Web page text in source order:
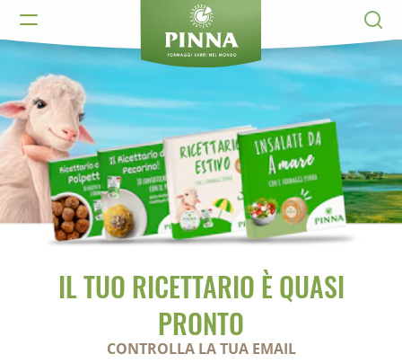
IL TUO RICETTARIO È QUASI
PRONTO
CONTROLLA LA TUA EMAIL